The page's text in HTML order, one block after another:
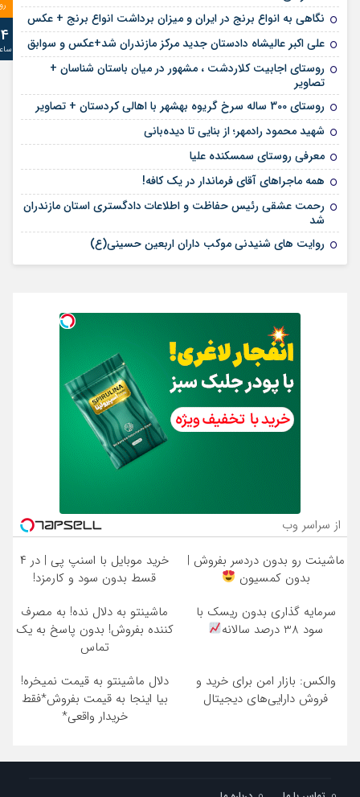
نگاهی به انواع برنج در ایران و میزان برداشت انواع برنج + عکس
علی‌ اکبر عالیشاه دادستان جدید مرکز مازندران شد+عکس و سوابق
روستای اجابیت کلاردشت ، مشهور در میان باستان شناسان +
تصاویر
روستای 300 ساله سرخ ‌گریوه بهشهر با اهالی کردستان + تصاویر
شهید محمود رادمهر؛ از بنایی تا دیده‌بانی
معرفی روستای سمسکنده علیا
همه ماجراهای آقای فرماندار در یک کافه!
رحمت عشقی رئیس حفاظت و اطلاعات دادگستری استان مازندران
شد
روایت های شنیدنی موکب داران اربعین حسینی(ع)
از سراسر وب
ماشینت رو بدون دردسر بفروش |
بدون کمسیون
خرید موبایل با اسنپ پی | در ۴
قسط بدون سود و کارمزد!
سرمایه گذاری بدون ریسک با
سود 38 درصد سالانه
ماشینتو به دلال نده! به مصرف
کننده بفروش! بدون پاسخ به یک
تماس
والکس: بازار امن برای خرید و
فروش دارایی‌های دیجیتال
دلال ماشینتو به قیمت نمیخره!
بیا اینجا به قیمت بفروش*فقط
خریدار واقعی*